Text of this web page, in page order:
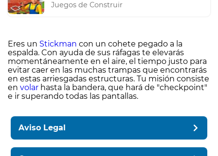
Juegos de Construir
Eres un Stickman con un cohete pegado a la
espalda. Con ayuda de sus ráfagas te elevarás
momentáneamente en el aire, el tiempo justo para
evitar caer en las muchas trampas que encontrarás
en estas arriesgadas estructuras. Tu misión consiste
en volar hasta la bandera, que hará de "checkpoint"
e ir superando todas las pantallas.
Aviso Legal